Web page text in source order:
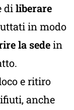
diliberare
in modo
la sedein
e ritiro
anche